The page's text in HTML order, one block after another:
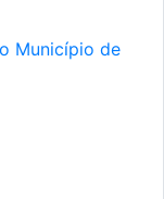
Município de